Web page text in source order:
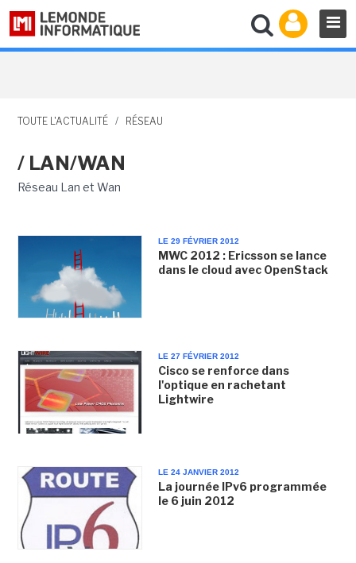
TOUTE L'ACTUALITÉ / RÉSEAU
/ LAN/WAN
Réseau Lan et Wan
LE 29 FÉVRIER 2012
MWC 2012 : Ericsson se lance
dans le cloud avec OpenStack
LE 27 FÉVRIER 2012
Cisco se renforce dans
l'optique en rachetant
Lightwire
LE 24 JANVIER 2012
La journée IPv6 programmée
le 6 juin 2012